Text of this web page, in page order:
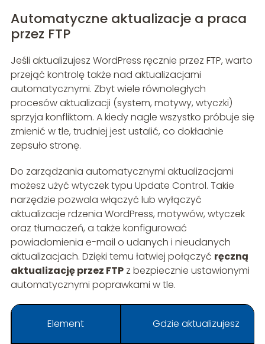
Automatyczne aktualizacje a praca
przez FTP
Jeśli aktualizujesz WordPress ręcznie przez FTP, warto
przejąć kontrolę także nad aktualizacjami
automatycznymi. Zbyt wiele równoległych
procesów aktualizacji (system, motywy, wtyczki)
sprzyja konfliktom. A kiedy nagle wszystko próbuje się
zmienić w tle, trudniej jest ustalić, co dokładnie
zepsuło stronę.
Do zarządzania automatycznymi aktualizacjami
możesz użyć wtyczek typu Update Control. Takie
narzędzie pozwala włączyć lub wyłączyć
aktualizacje rdzenia WordPress, motywów, wtyczek
oraz tłumaczeń, a także konfigurować
powiadomienia e-mail o udanych i nieudanych
aktualizacjach. Dzięki temu łatwiej połączyć ręczną
aktualizację przez FTPz bezpiecznie ustawionymi
automatycznymi poprawkami w tle.
Element Gdzie aktualizujesz